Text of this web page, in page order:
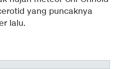
yang puncaknya
lalu.